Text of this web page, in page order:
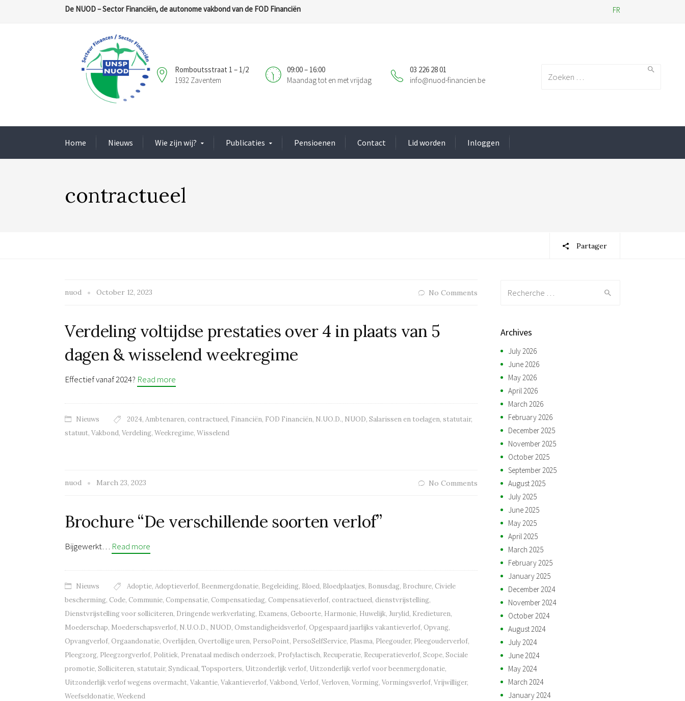
De NUOD – Sector Financiën, de autonome vakbond van de FOD Financiën FR
03 226 28 01
info@nuod-financien.be
09:00 – 16:00
Maandag tot en met vrijdag
Romboutsstraat 1 – 1/2
1932 Zaventem
Home Nieuws Wie zijn wij? Publicaties Pensioenen Contact Lid worden Inloggen
contractueel
Partager
nuod October 12, 2023 No Comments
Verdeling voltijdse prestaties over 4 in plaats van 5
dagen & wisselend weekregime
Effectief vanaf 2024? Read more
Nieuws 2024, Ambtenaren, contractueel, Financiën, FOD Financiën, N.UO.D., NUOD, Salarissen en toelagen, statutair,
statuut, Vakbond, Verdeling, Weekregime, Wisselend
nuod March 23, 2023 No Comments
Brochure “De verschillende soorten verlof”
Bijgewerkt… Read more
Nieuws Adoptie, Adoptieverlof, Beenmergdonatie, Begeleiding, Bloed, Bloedplaatjes, Bonusdag, Brochure, Civiele
bescherming, Code, Communie, Compensatie, Compensatiedag, Compensatieverlof, contractueel, dienstvrijstelling,
Dienstvrijstelling voor solliciteren, Dringende werkverlating, Examens, Geboorte, Harmonie, Huwelijk, Jurylid, Kredieturen,
Moederschap, Moederschapsverlof, N.U.O.D., NUOD, Omstandigheidsverlof, Opgespaard jaarlijks vakantieverlof, Opvang,
Opvangverlof, Orgaandonatie, Overlijden, Overtollige uren, PersoPoint, PersoSelfService, Plasma, Pleegouder, Pleegouderverlof,
Pleegzorg, Pleegzorgverlof, Politiek, Prenataal medisch onderzoek, Profylactisch, Recuperatie, Recuperatieverlof, Scope, Sociale
promotie, Solliciteren, statutair, Syndicaal, Topsporters, Uitzonderlijk verlof, Uitzonderlijk verlof voor beenmergdonatie,
Uitzonderlijk verlof wegens overmacht, Vakantie, Vakantieverlof, Vakbond, Verlof, Verloven, Vorming, Vormingsverlof, Vrijwilliger,
Weefseldonatie, Weekend
Archives
July 2026
June 2026
May 2026
April 2026
March 2026
February 2026
December 2025
November 2025
October 2025
September 2025
August 2025
July 2025
June 2025
May 2025
April 2025
March 2025
February 2025
January 2025
December 2024
November 2024
October 2024
August 2024
July 2024
June 2024
May 2024
March 2024
January 2024